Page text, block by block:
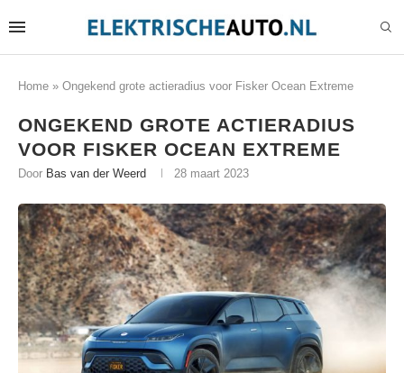
Home » Ongekend grote actieradius voor Fisker Ocean Extreme
ONGEKEND GROTE ACTIERADIUS
VOOR FISKER OCEAN EXTREME
Door Bas van der Weerd 28 maart 2023